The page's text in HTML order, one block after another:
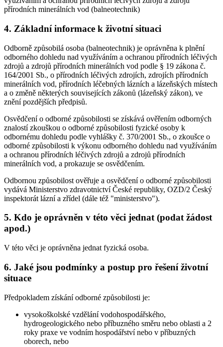
přírodních minerálních vod (balneotechnik)
4. Základní informace k životní situaci
Odborně způsobilá osoba (balneotechnik) je oprávněna k plnění
odborného dohledu nad využíváním a ochranou přírodních léčivých
zdrojů a zdrojů přírodních minerálních vod podle § 19 zákona č.
164/2001 Sb., o přírodních léčivých zdrojích, zdrojích přírodních
minerálních vod, přírodních léčebných lázních a lázeňských místech
a o změně některých souvisejících zákonů (lázeňský zákon), ve
znění pozdějších předpisů.
Osvědčení o odborné způsobilosti se získává ověřením odborných
znalostí zkouškou o odborné způsobilosti fyzické osoby k
odbornému dohledu podle vyhlášky č. 370/2001 Sb., o zkoušce o
odborné způsobilosti k výkonu odborného dohledu nad využíváním
a ochranou přírodních léčivých zdrojů a zdrojů přírodních
minerálních vod, a prokazuje se osvědčením.
Odbornou způsobilost ověřuje a osvědčení o odborné způsobilosti
vydává Ministerstvo zdravotnictví České republiky, OZD/2 Český
inspektorát lázní a zřídel (dále též "ministerstvo").
5. Kdo je oprávněn v této věci jednat (podat žádost
apod.)
V této věci je oprávněna jednat fyzická osoba.
6. Jaké jsou podmínky a postup pro řešení životní
situace
Předpokladem získání odborné způsobilosti je:
vysokoškolské vzdělání vodohospodářského,
hydrogeologického nebo příbuzného směru nebo oblasti a 2
roky praxe ve vodním hospodářství nebo v příbuzných
oborech, nebo